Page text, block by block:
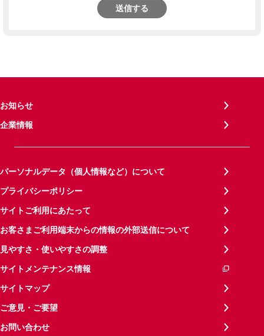
送信する
お知らせ
企業情報
パーソナルデータ（個人情報など）について
プライバシーポリシー
サイトご利用にあたって
お客さまご利用端末からの情報の外部送信について
見やすさ・使いやすさの調整
サイトメンテナンス情報
サイトマップ
ご意見・ご要望
お問い合わせ